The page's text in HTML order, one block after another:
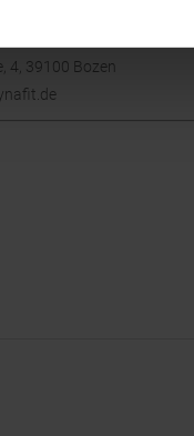
4, 39100 Bozen